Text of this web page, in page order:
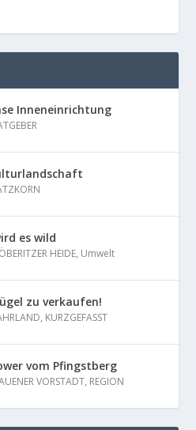
Inneneinrichtung
es wild
HEIDE, Umwelt
zu verkaufen!
, KURZGEFASST
vom Pfingstberg
VORSTADT, REGION